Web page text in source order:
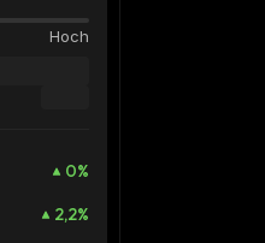
Hoch
0%
2,2%